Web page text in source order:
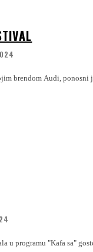
brendom Audi,
u programu "Kafa sa"